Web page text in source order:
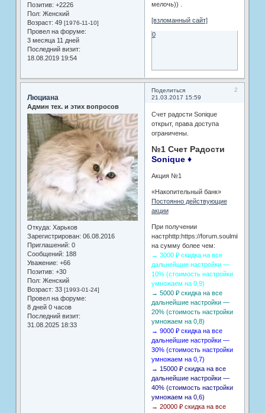
Позитив: +2226
Пол: Женский
Возраст: 49 [1976-11-10]
Провел на форуме:
3 месяца 11 дней
Последний визит:
18.08.2019 19:54
мелочь)) .
[взломанный сайт]
0
Поделиться
2
21.03.2017 15:59
Люциана
Админ тех. и этих вопросов
Откуда: Харьков
Зарегистрирован: 06.08.2016
Приглашений: 0
Сообщений: 188
Уважение: +66
Позитив: +30
Пол: Женский
Возраст: 33 [1993-01-24]
Провел на форуме:
8 дней 0 часов
Последний визит:
31.08.2025 18:33
Счет радости Sonique
открыт, права доступа
ограничены.
№1 Счет Радости
Sonique ♦
Акция №1
«Накопительный банк»
Постоянно действующие
акции
При получении
настрhttp:https://forum.soulmilla.com/i/
на сумму более чем:
→ 3000 ₽ скидка на все
дальнейшие настройки —
10% (стоимость настройки
умножаем на 0,9)
→ 5000 ₽ скидка на все
дальнейшие настройки —
20% (стоимость настройки
умножаем на 0,8)
→ 9000 ₽ скидка на все
дальнейшие настройки —
30% (стоимость настройки
умножаем на 0,7)
→ 15000 ₽ скидка на все
дальнейшие настройки —
40% (стоимость настройки
умножаем на 0,6)
→ 20000 ₽ скидка на все